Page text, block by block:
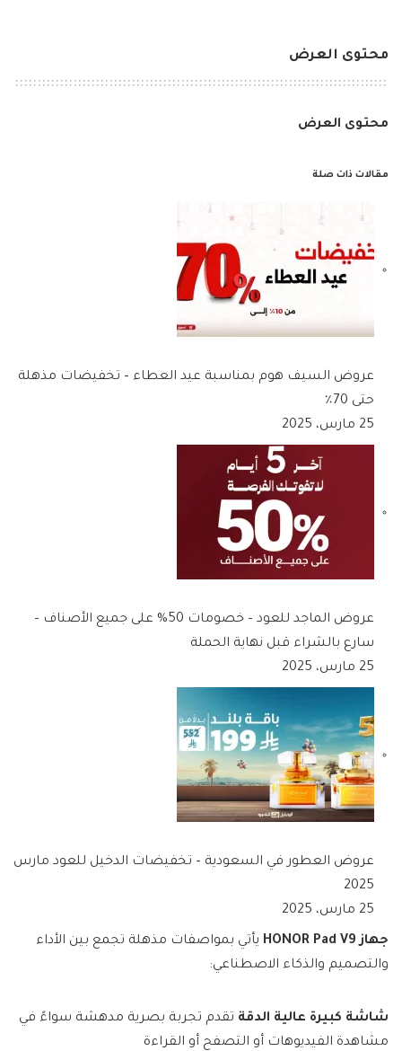
محتوى العرض
محتوى العرض
مقالات ذات صلة
عروض السيف هوم بمناسبة عيد العطاء – تخفيضات مذهلة
حتى 70٪
25 مارس، 2025
عروض الماجد للعود – خصومات 50% على جميع الأصناف –
سارع بالشراء قبل نهاية الحملة
25 مارس، 2025
عروض العطور في السعودية – تخفيضات الدخيل للعود مارس
2025
25 مارس، 2025
جهاز HONOR Pad V9
يأتي بمواصفات مذهلة تجمع بين الأداء
والتصميم والذكاء الاصطناعي:
شاشة كبيرة عالية الدقة تقدم تجربة بصرية مدهشة سواءً في
مشاهدة الفيديوهات أو التصفح أو القراءة